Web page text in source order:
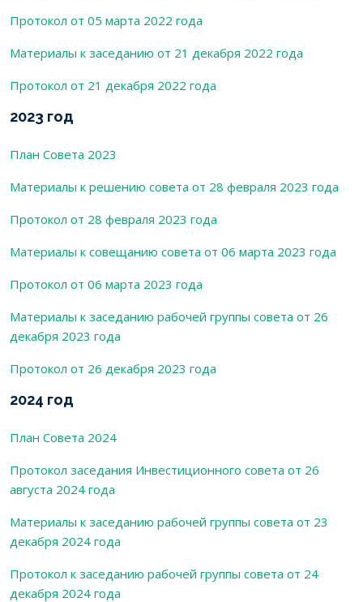
Протокол от 05 марта 2022 года
Материалы к заседанию от 21 декабря 2022 года
Протокол от 21 декабря 2022 года
2023 год
План Совета 2023
Материалы к решению совета от 28 февраля 2023 года
Протокол от 28 февраля 2023 года
Материалы к совещанию совета от 06 марта 2023 года
Протокол от 06 марта 2023 года
Материалы к заседанию рабочей группы совета от 26
декабря 2023 года
Протокол от 26 декабря 2023 года
2024 год
План Совета 2024
Протокол заседания Инвестиционного совета от 26
августа 2024 года
Материалы к заседанию рабочей группы совета от 23
декабря 2024 года
Протокол к заседанию рабочей группы совета от 24
декабря 2024 года